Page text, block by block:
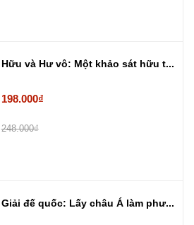
Hữu và Hư vô: Một khảo sát hữu t...
198.000₫
248.000₫
Giải đế quốc: Lấy châu Á làm phư...